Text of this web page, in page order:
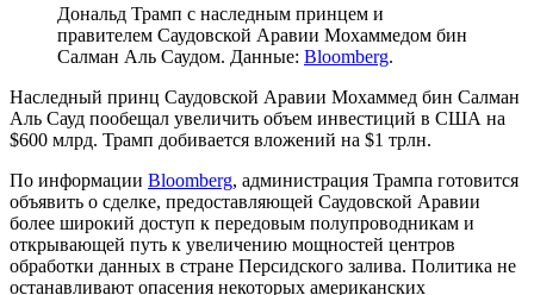
Дональд Трамп с наследным принцем и
правителем Саудовской Аравии Мохаммедом бин
Салман Аль Саудом. Данные: Bloomberg.
Наследный принц Саудовской Аравии Мохаммед бин Салман
Аль Сауд пообещал увеличить объем инвестиций в США на
$600 млрд. Трамп добивается вложений на $1 трлн.
По информации Bloomberg, администрация Трампа готовится
объявить о сделке, предоставляющей Саудовской Аравии
более широкий доступ к передовым полупроводникам и
открывающей путь к увеличению мощностей центров
обработки данных в стране Персидского залива. Политика не
останавливают опасения некоторых американских